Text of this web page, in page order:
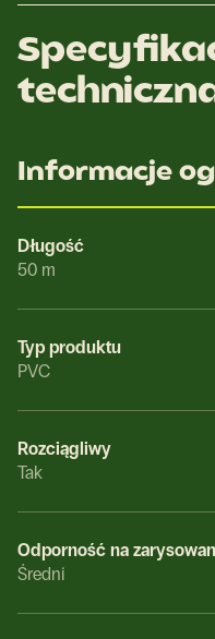
Informacje
Długość
50 m
Typ produktu
PVC
Rozciągliwy
Tak
Odporność na
Średni